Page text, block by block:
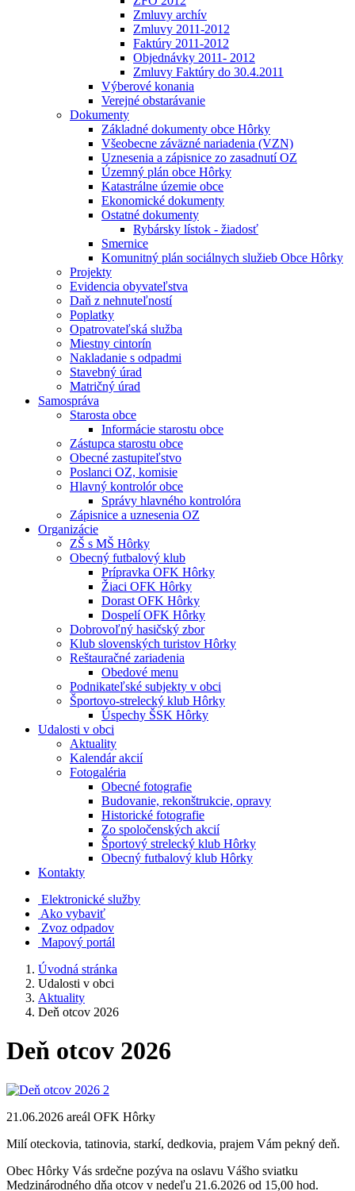
Zmluvy archív
Zmluvy 2011-2012
Faktúry 2011-2012
Objednávky 2011- 2012
Zmluvy Faktúry do 30.4.2011
Výberové konania
Verejné obstarávanie
Dokumenty
Základné dokumenty obce Hôrky
Všeobecne záväzné nariadenia (VZN)
Uznesenia a zápisnice zo zasadnutí OZ
Územný plán obce Hôrky
Katastrálne územie obce
Ekonomické dokumenty
Ostatné dokumenty
Rybársky lístok - žiadosť
Smernice
Komunitný plán sociálnych služieb Obce Hôrky
Projekty
Evidencia obyvateľstva
Daň z nehnuteľností
Poplatky
Opatrovateľská služba
Miestny cintorín
Nakladanie s odpadmi
Stavebný úrad
Matričný úrad
Samospráva
Starosta obce
Informácie starostu obce
Zástupca starostu obce
Obecné zastupiteľstvo
Poslanci OZ, komisie
Hlavný kontrolór obce
Správy hlavného kontrolóra
Zápisnice a uznesenia OZ
Organizácie
ZŠ s MŠ Hôrky
Obecný futbalový klub
Prípravka OFK Hôrky
Žiaci OFK Hôrky
Dorast OFK Hôrky
Dospelí OFK Hôrky
Dobrovoľný hasičský zbor
Klub slovenských turistov Hôrky
Reštauračné zariadenia
Obedové menu
Podnikateľské subjekty v obci
Športovo-strelecký klub Hôrky
Úspechy ŠSK Hôrky
Udalosti v obci
Aktuality
Kalendár akcií
Fotogaléria
Obecné fotografie
Budovanie, rekonštrukcie, opravy
Historické fotografie
Zo spoločenských akcií
Športový strelecký klub Hôrky
Obecný futbalový klub Hôrky
Kontakty
Elektronické služby
Ako vybaviť
Zvoz odpadov
Mapový portál
Úvodná stránka
Udalosti v obci
Aktuality
Deň otcov 2026
Deň otcov 2026
21.06.2026 areál OFK Hôrky
Milí oteckovia, tatinovia, starkí, dedkovia, prajem Vám pekný deň.
Obec Hôrky Vás srdečne pozýva na oslavu Vášho sviatku
Medzinárodného dňa otcov v nedeľu 21.6.2026 od 15,00 hod.